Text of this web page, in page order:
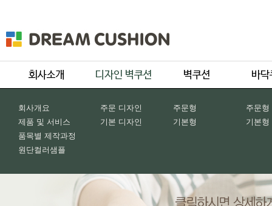
회사개요
제품 및 서비스
품목별 제작과정
원단컬러샘플
주문 디자인
기본 디자인
주문형
기본형
주문형
기본형